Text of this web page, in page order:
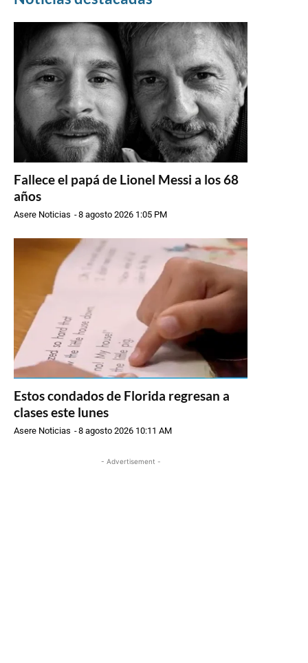
Fallece el papá de Lionel Messi a los 68
años
Asere Noticias -8 agosto 2026 1:05 PM
Estos condados de Florida regresan a
clases este lunes
Asere Noticias -8 agosto 2026 10:11 AM
- Advertisement -